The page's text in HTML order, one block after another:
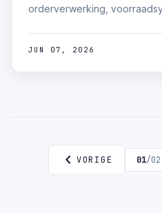
orderverwerking,
gedefinieerde stappen
hoogvolume handmatige
JUN 07, 2026
chevron_left VORIGE 01/02